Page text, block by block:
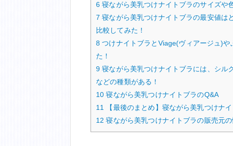
6 寝ながら美乳つけナイトブラのサイズや
7 寝ながら美乳つけナイトブラの最安値は
比較してみた！
8 つけナイトブラとViage(ヴィアージュ)
た！
9 寝ながら美乳つけナイトブラには、シル
などの種類がある！
10 寝ながら美乳つけナイトブラのQ&A
11 【最後のまとめ】寝ながら美乳つけナ
12 寝ながら美乳つけナイトブラの販売元の